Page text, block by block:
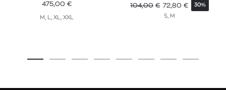
475,00 €
M, L, XL, XXL
104,00 € 72,80 € 30%
S, M